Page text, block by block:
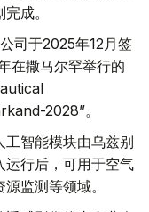
成。
司于2025年12月签
在撒马尔罕举行的
2028”。
智能模块由乌兹别
运行后，可用于空气
监测等领域。